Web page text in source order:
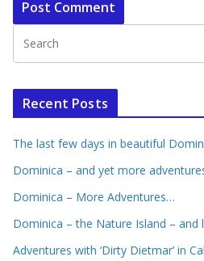
Recent Posts
The last few days in beautiful
Dominica – and yet more
Dominica – More Adventures…
Dominica – the Nature Island – and
Adventures with ‘Dirty Dietmar’ in